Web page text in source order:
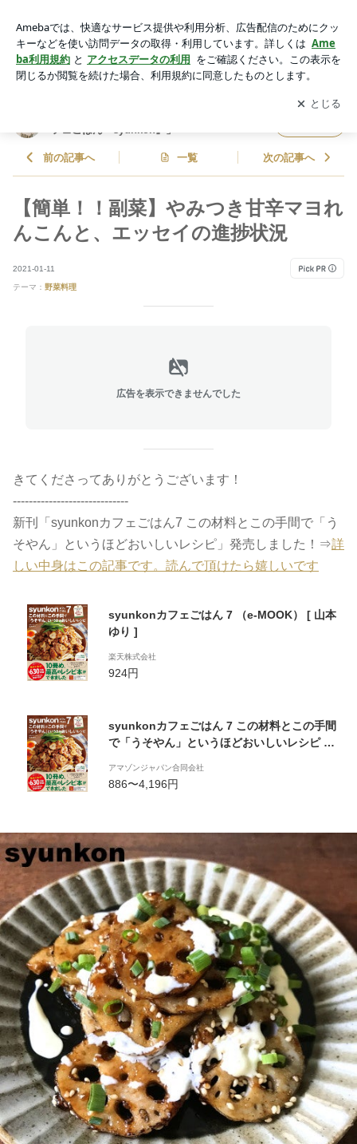
捗状況 | 山本ゆりオフィシャルブログ「含み笑いのカフェごは
ん『syunkon』」Powered by Ameba
アプリをダウンロードして ブログの更新通知
を受け取りまし
ょう。
開く
フェごはん『syunkon』」
前の記事へ 一覧 次の記事へ
【簡単！！副菜】やみつき甘辛マヨれ
んこんと、エッセイの進捗状況
2021-01-11
テーマ： 野菜料理
広告を表示できませんでした
きてくださってありがとうございます！
-----------------------------
新刊「syunkonカフェごはん7 この材料とこの手間で「う
そやん」というほどおいしいレシピ」発売しました！⇒詳
しい中身はこの記事です。読んで頂けたら嬉しいです
syunkonカフェごはん 7 （e-MOOK） [ 山本
ゆり ]
楽天株式会社
924円
syunkonカフェごはん 7 この材料とこの手間
で「うそやん」というほどおいしいレシピ (e-
アマゾンジャパン合同会社
886〜4,196円